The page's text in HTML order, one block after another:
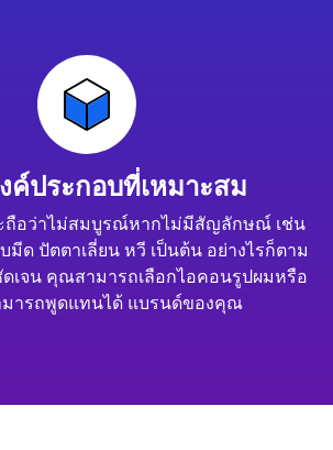
ค์ประกอบที่เหมาะสม
ถือว่าไม่สมบูรณ์หากไม่มีสัญลักษณ์ เช่น
มีด ปัตตาเลี่ยน หวี เป็นต้น อย่างไรก็ตาม
เจน คุณสามารถเลือกไอคอนรูปผมหรือ
มารถพูดแทนได้ แบรนด์ของคุณ